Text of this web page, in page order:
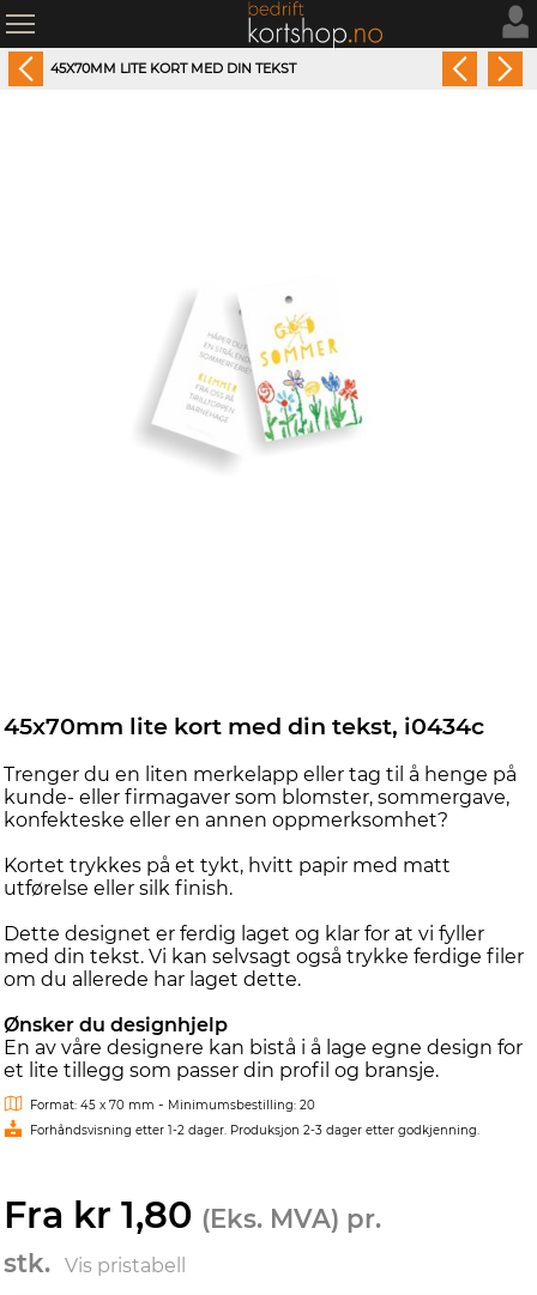
45X70MM LITE KORT MED DIN TEKST
45x70mm lite kort med din tekst, i0434c
Trenger du en liten merkelapp eller tag til å henge på
kunde- eller firmagaver som blomster, sommergave,
konfekteske eller en annen oppmerksomhet?
Kortet trykkes på et tykt, hvitt papir med matt
utførelse eller silk finish.
Dette designet er ferdig laget og klar for at vi fyller
med din tekst. Vi kan selvsagt også trykke ferdige filer
om du allerede har laget dette.
Ønsker du designhjelp
En av våre designere kan bistå i å lage egne design for
et lite tillegg som passer din profil og bransje.
Format: 45 x 70 mm - Minimumsbestilling: 20
Forhåndsvisning etter 1-2 dager. Produksjon 2-3 dager etter godkjenning.
Fra kr 1,80 (Eks. MVA) pr.
stk.
Vis pristabell